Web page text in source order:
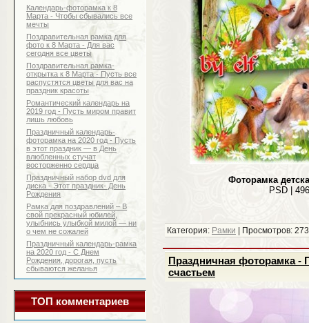
Календарь-фоторамка к 8
Марта - Чтобы сбывались все
мечты
Поздравительная рамка для
фото к 8 Марта - Для вас
сегодня все цветы
Поздравительная рамка-
открытка к 8 Марта - Пусть все
распустятся цветы для вас на
праздник красоты
Романтический календарь на
2019 год - Пусть миром правит
лишь любовь
Праздничный календарь-
фоторамка на 2020 год - Пусть
в этот праздник — в День
влюбленных стучат
восторженно сердца
Праздничный набор dvd для
диска - Этот праздник- День
Рождения
Рамка для поздравлений – В
свой прекрасный юбилей,
улыбнись улыбкой милой — ни
о чем не сожалей
Праздничный календарь-рамка
на 2020 год - С Днем
Рождения, дорогая, пусть
сбываются желанья
ТОП комментариев
Фоторамка
PSD |
Категория: Рамки | Просмотров:
Праздничная фоторамка -
счастьем